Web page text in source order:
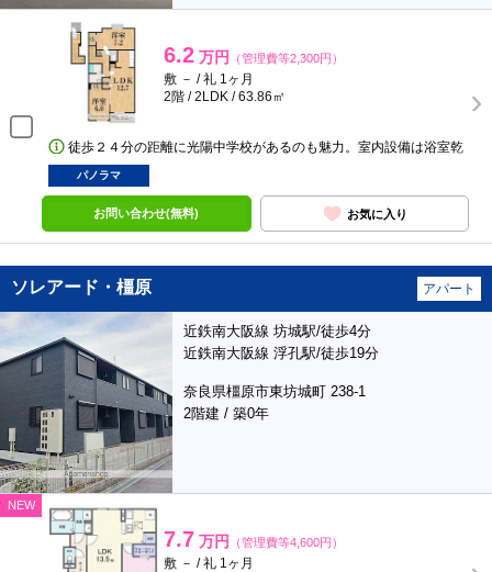
6.2 万円 （管理費等2,300円）
敷 － / 礼 1ヶ月
2階 / 2LDK / 63.86㎡
徒歩２４分の距離に光陽中学校があるのも魅力。室内設備は浴室乾
パノラマ
お問い合わせ(無料) お気に入り
ソレアード・橿原 アパート
近鉄南大阪線 坊城駅/徒歩4分
近鉄南大阪線 浮孔駅/徒歩19分
奈良県橿原市東坊城町 238-1
2階建 / 築0年
NEW
7.7 万円 （管理費等4,600円）
敷 － / 礼 1ヶ月